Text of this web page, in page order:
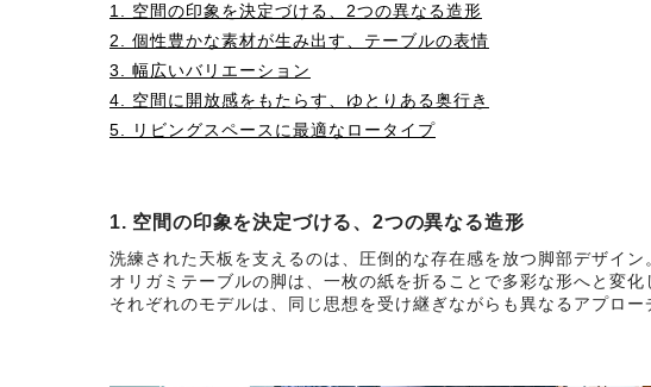
1. 空間の印象を決定づける、2つの異なる造形
2. 個性豊かな素材が生み出す、テーブルの表情
3. 幅広いバリエーション
4. 空間に開放感をもたらす、ゆとりある奥行き
5. リビングスペースに最適なロータイプ
1. 空間の印象を決定づける、2つの異なる造形
洗練された天板を支えるのは、圧倒的な存在感を放つ脚部デザイン
オリガミテーブルの脚は、一枚の紙を折ることで多彩な形へと変
それぞれのモデルは、同じ思想を受け継ぎながらも異なるアプロ